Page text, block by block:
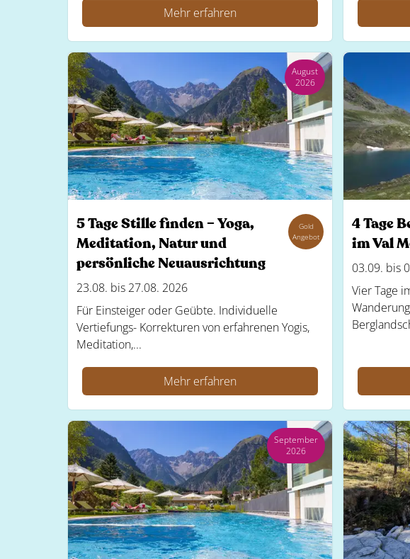
Mehr erfahren
August
2026
5 Tage Stille finden – Yoga,
Meditation, Natur und
persönliche Neuausrichtung
Gold
Angebot
23.08. bis 27.08. 2026
Für Einsteiger oder Geübte. Individuelle
Vertiefungs- Korrekturen von erfahrenen Yogis,
Meditation,...
Mehr erfahren
4 Tage
im Val
03.09. bis
Vier Tage
September
2026